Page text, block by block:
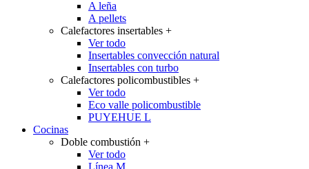
A leña
A pellets
Calefactores insertables +
Ver todo
Insertables convección natural
Insertables con turbo
Calefactores policombustibles +
Ver todo
Eco valle policombustible
PUYEHUE L
Cocinas
Doble combustión +
Ver todo
Línea M